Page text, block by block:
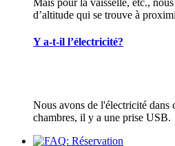
Mais pour la vaisselle, etc.,
d’altitude qui se trouve à
Y a-t-il l’électricité?
Nous avons de l'électricité dans
chambres, il y a une prise USB.